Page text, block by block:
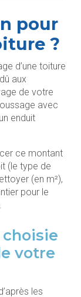
pour
?
d’une toiture
aux
de votre
avec
enduit
ce montant
(le type de
(en m²),
pour le
votre
les